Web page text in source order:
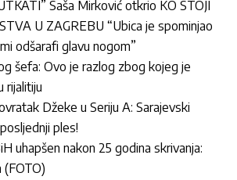
Saša Mirković otkrio KO STOJI
U ZAGREBU “Ubica je spominjao
odšarafi glavu nogom”
šefa: Ovo je razlog zbog kojeg je
rijalitiju
Džeke u Seriju A: Sarajevski
ples!
uhapšen nakon 25 godina skrivanja: